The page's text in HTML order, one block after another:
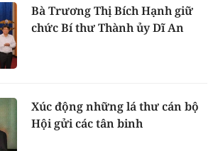
Bà Trương Thị Bích Hạnh giữ
chức Bí thư Thành ủy Dĩ An
Xúc động những lá thư cán bộ
Hội gửi các tân binh